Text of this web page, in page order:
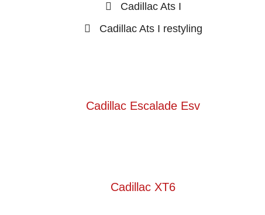
Cadillac Ats I
Cadillac Ats I restyling
Cadillac Escalade Esv
Cadillac XT6